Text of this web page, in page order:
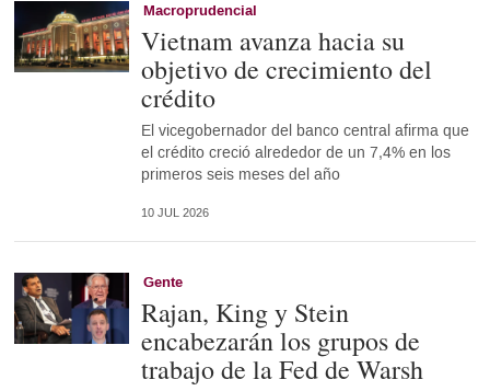
Macroprudencial
Vietnam avanza hacia su
objetivo de crecimiento del
crédito
El vicegobernador del banco central afirma que
el crédito creció alrededor de un 7,4% en los
primeros seis meses del año
10 JUL 2026
Gente
Rajan, King y Stein
encabezarán los grupos de
trabajo de la Fed de Warsh